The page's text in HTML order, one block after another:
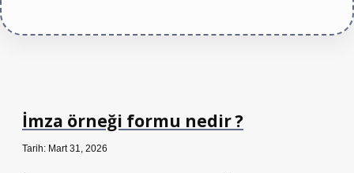
İmza örneği formu nedir ?
Tarih: Mart 31, 2026